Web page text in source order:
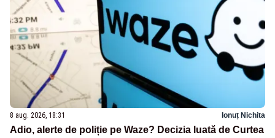
8 aug. 2026, 18:31 Ionuț Nichita
Adio, alerte de poliție pe Waze? Decizia luată de Curtea